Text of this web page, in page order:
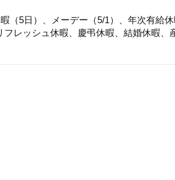
（5日）、メーデー（5/1）、年次有給
レッシュ休暇、慶弔休暇、結婚休暇、